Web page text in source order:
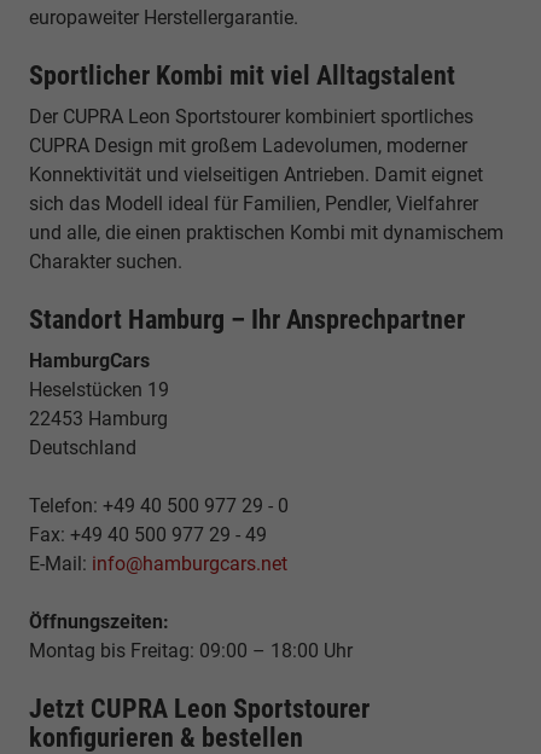
europaweiter Herstellergarantie.
Sportlicher Kombi mit viel Alltagstalent
Der CUPRA Leon Sportstourer kombiniert sportliches
CUPRA Design mit großem Ladevolumen, moderner
Konnektivität und vielseitigen Antrieben. Damit eignet
sich das Modell ideal für Familien, Pendler, Vielfahrer
und alle, die einen praktischen Kombi mit dynamischem
Charakter suchen.
Standort Hamburg – Ihr Ansprechpartner
HamburgCars
Heselstücken 19
22453 Hamburg
Deutschland
Telefon: +49 40 500 977 29 - 0
Fax: +49 40 500 977 29 - 49
E-Mail: info@hamburgcars.net
Öffnungszeiten:
Montag bis Freitag: 09:00 – 18:00 Uhr
Jetzt CUPRA Leon Sportstourer
konfigurieren & bestellen